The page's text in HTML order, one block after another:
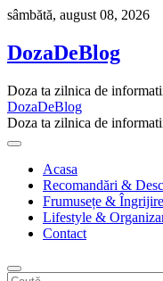
Skip
content
sâmbătă, august 08, 2026
DozaDeBlog
Doza ta zilnica de
DozaDeBlog
Doza ta zilnica de
Acasa
Recomandări &
Frumusețe & Îngrijire
Lifestyle &
Contact